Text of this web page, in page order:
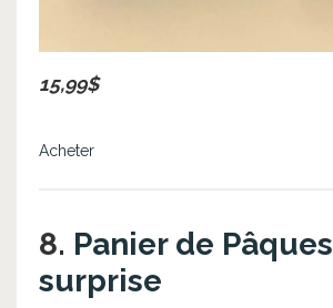
15,99$
Acheter
8. Panier de Pâques
surprise